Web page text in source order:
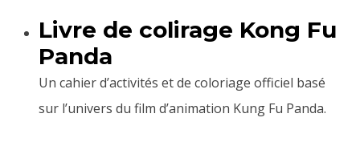
Livre de colirage Kong Fu
Panda
Un cahier d’activités et de coloriage officiel basé
sur l’univers du film d’animation Kung Fu Panda.